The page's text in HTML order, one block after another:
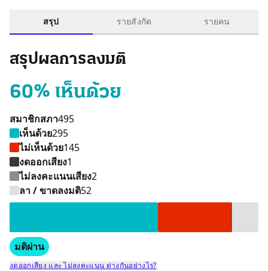
สรุป รายสังกัด รายคน
สรุปผลการลงมติ
60% เห็นด้วย
สมาชิกสภา495
เห็นด้วย295
ไม่เห็นด้วย145
งดออกเสียง1
ไม่ลงคะแนนเสียง2
ลา / ขาดลงมติ52
เห็นด้วย 295 คน
มติผ่าน
งดออกเสียง และ ไม่ลงคะแนน ต่างกันอย่างไร?